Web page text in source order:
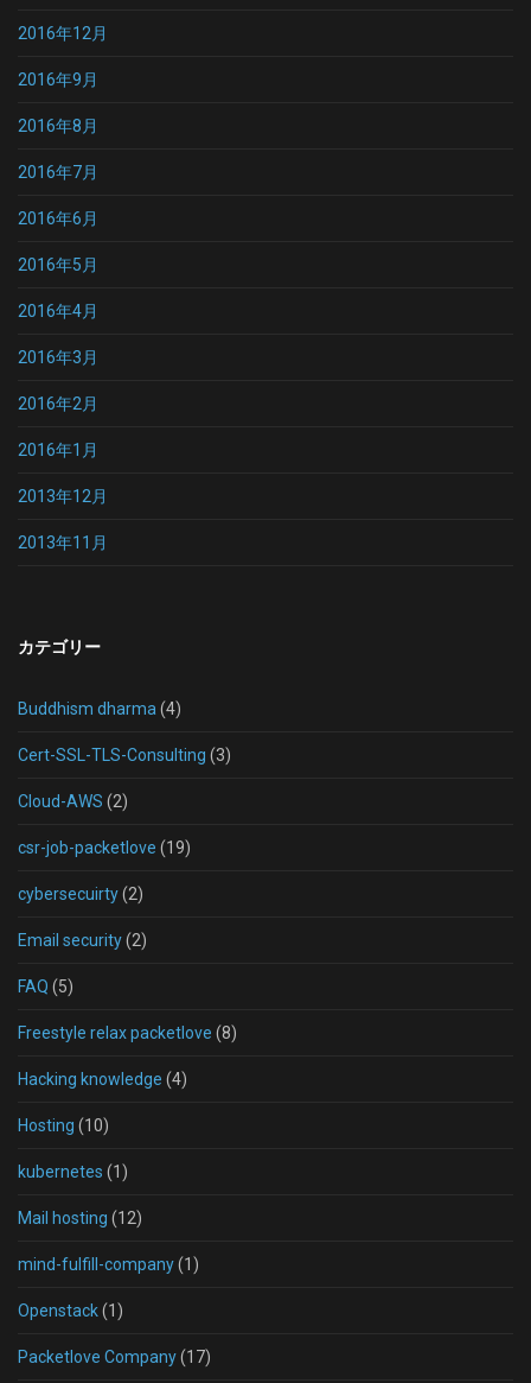
2016年12月
2016年9月
2016年8月
2016年7月
2016年6月
2016年5月
2016年4月
2016年3月
2016年2月
2016年1月
2013年12月
2013年11月
カテゴリー
Buddhism dharma(4)
Cert-SSL-TLS-Consulting (3)
Cloud-AWS (2)
csr-job-packetlove (19)
cybersecuirty(2)
Email security(2)
FAQ (5)
Freestyle relax packetlove (8)
Hacking knowledge (4)
Hosting (10)
kubernetes (1)
Mail hosting (12)
mind-fulfill-company(1)
Openstack(1)
Packetlove Company(17)